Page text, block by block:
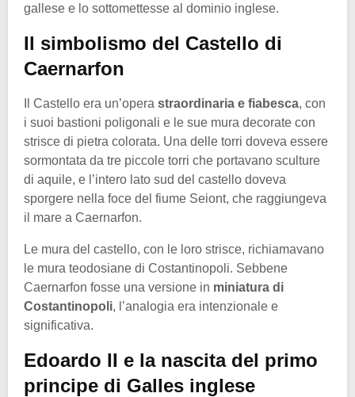
gallese e lo sottomettesse al dominio inglese.
Il simbolismo del Castello di
Caernarfon
Il Castello era un’opera straordinaria e fiabesca, con
i suoi bastioni poligonali e le sue mura decorate con
strisce di pietra colorata. Una delle torri doveva essere
sormontata da tre piccole torri che portavano sculture
di aquile, e l’intero lato sud del castello doveva
sporgere nella foce del fiume Seiont, che raggiungeva
il mare a Caernarfon.
Le mura del castello, con le loro strisce, richiamavano
le mura teodosiane di Costantinopoli. Sebbene
Caernarfon fosse una versione in miniatura di
Costantinopoli, l’analogia era intenzionale e
significativa.
Edoardo II e la nascita del primo
principe di Galles inglese